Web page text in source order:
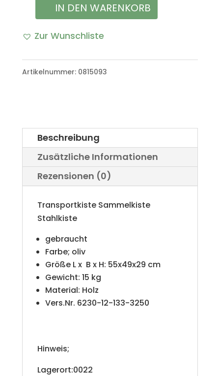
Bundeswehr
Transportkiste
Scheinwerfer
IN DEN WARENKORB
Zur Wunschliste
Artikelnummer: 0815093
Beschreibung
Zusätzliche Informationen
Rezensionen (0)
Transportkiste Sammelkiste
Stahlkiste
gebraucht
Farbe; oliv
Größe L x B x H: 55x49x29 cm
Gewicht: 15 kg
Material: Holz
Vers.Nr. 6230-12-133-3250
Hinweis;
Lagerort:0022